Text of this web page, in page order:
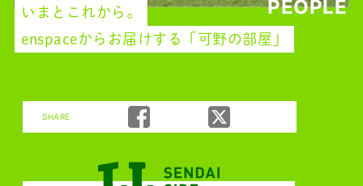
PEOPLE
いまとこれから。
enspaceからお届けする「可野の部屋」
SHARE
仙台ならではのIT
仙台ならで